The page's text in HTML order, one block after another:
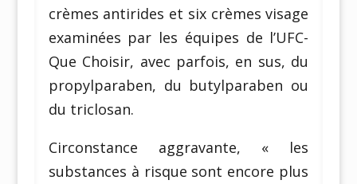
crèmes antirides et six crèmes visage
examinées par les équipes de l’UFC-
Que Choisir, avec parfois, en sus, du
propylparaben, du butylparaben ou
du triclosan.
Circonstance aggravante, « les
substances à risque sont encore plus